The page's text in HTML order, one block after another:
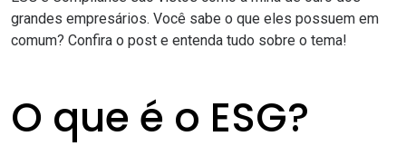
grandes empresários. Você sabe o que eles possuem em
comum? Confira o post e entenda tudo sobre o tema!
O que é o ESG?